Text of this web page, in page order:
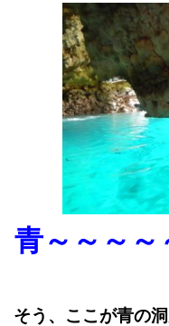
青～～～～
そう、ここが青の